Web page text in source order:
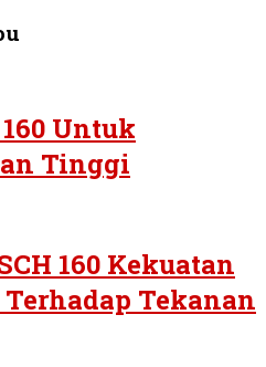
Untuk
Tinggi
160 Kekuatan
Tekanan